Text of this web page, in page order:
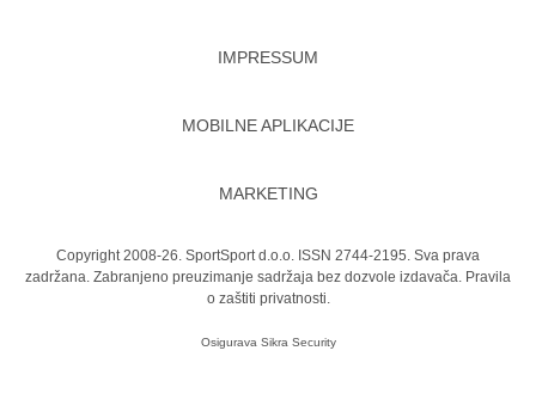
IMPRESSUM
MOBILNE APLIKACIJE
MARKETING
Copyright 2008-26. SportSport d.o.o. ISSN 2744-2195. Sva prava
zadržana. Zabranjeno preuzimanje sadržaja bez dozvole izdavača. Pravila
o zaštiti privatnosti.
Osigurava Sikra Security